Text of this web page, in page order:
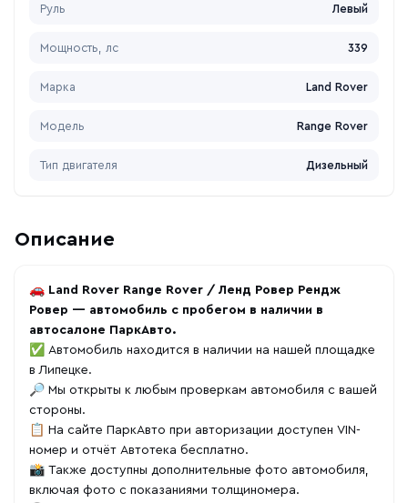
Руль Левый
Мощность, лс 339
Марка Land Rover
Модель Range Rover
Тип двигателя Дизельный
Описание
🚗 Land Rover Range Rover / Ленд Ровер Рендж
Ровер — автомобиль с пробегом в наличии в
автосалоне ПаркАвто.
✅ Автомобиль находится в наличии на нашей площадке
в Липецке.
🔎 Мы открыты к любым проверкам автомобиля с вашей
стороны.
📋 На сайте ПаркАвто при авторизации доступен VIN-
номер и отчёт Автотека бесплатно.
📸 Также доступны дополнительные фото автомобиля,
включая фото с показаниями толщиномера.